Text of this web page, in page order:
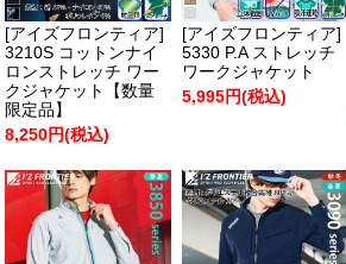
[アイズフロンティア]
3210S コットンナイ
ロンストレッチ ワー
クジャケット【数量
限定品】
8,250円(税込)
[アイズフロンティア]
5330 P.A ストレッチ
ワークジャケット
5,995円(税込)